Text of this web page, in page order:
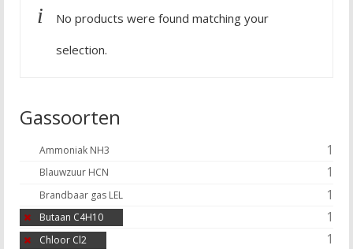
No products were found matching your
selection.
Gassoorten
Ammoniak NH3 1
Blauwzuur HCN 1
Brandbaar gas LEL 1
Butaan C4H10 1
Chloor Cl2 1